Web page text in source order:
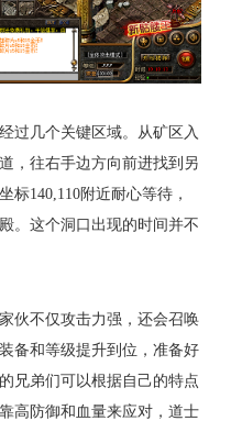
过几个关键区域。从矿区入
，往右手边方向前进找到另
标140,110附近耐心等待，
。这个洞口出现的时间并不
伙不仅攻击力强，还会召唤
备和等级提升到位，准备好
兄弟们可以根据自己的特点
高防御和血量来应对，道士